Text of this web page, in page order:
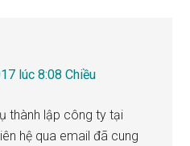
lúc 8:08 Chiều
thành lập công ty tại
hệ qua email đã cung